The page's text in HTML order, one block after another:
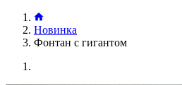
Новинка
Фонтан с гигантом